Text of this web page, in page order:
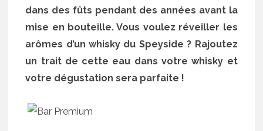
dans des fûts pendant des années avant la
mise en bouteille. Vous voulez réveiller les
arômes d’un whisky du Speyside ? Rajoutez
un trait de cette eau dans votre whisky et
votre dégustation sera parfaite !